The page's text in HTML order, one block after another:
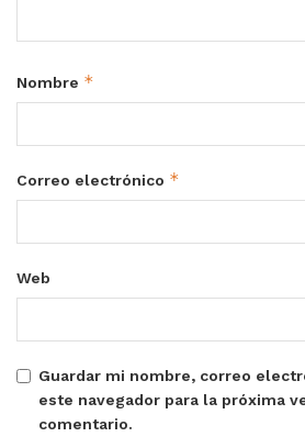
Nombre *
Correo electrónico *
Web
Guardar mi nombre, correo
este navegador para la próxima
comentario.